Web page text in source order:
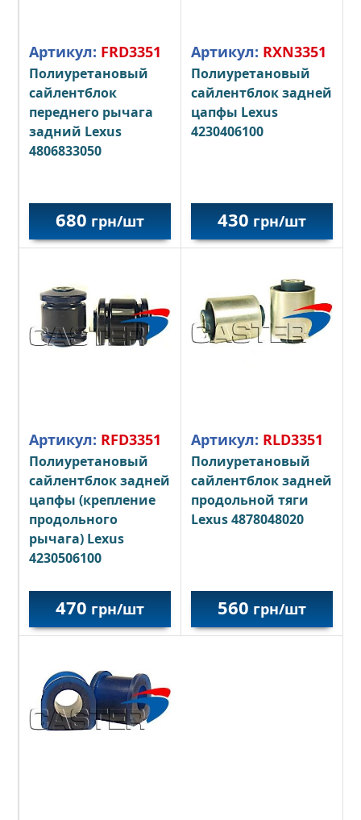
Артикул: FRD3351
Полиуретановый
сайлентблок
переднего рычага
задний Lexus
4806833050
680 грн/шт
Артикул: RXN3351
Полиуретановый
сайлентблок задней
цапфы Lexus
4230406100
430 грн/шт
Артикул: RFD3351
Полиуретановый
сайлентблок задней
цапфы (крепление
продольного
рычага) Lexus
4230506100
470 грн/шт
Артикул: RLD3351
Полиуретановый
сайлентблок задней
продольной тяги
Lexus 4878048020
560 грн/шт